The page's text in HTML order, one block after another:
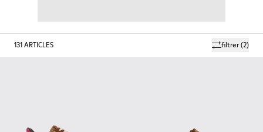
filtrer(2)
131ARTICLES